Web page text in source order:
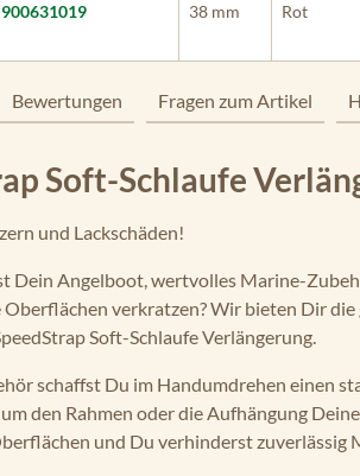
900631019 38 mm Rot
Bewertungen Fragen zum Artikel
Soft-Schlaufe
und Lackschäden!
Dein Angelboot, wertvolles Marine-
verkratzen? Wir bieten Dir
Soft-Schlaufe Verlängerung.
schaffst Du im Handumdrehen einen
den Rahmen oder die Aufhängung
und Du verhinderst